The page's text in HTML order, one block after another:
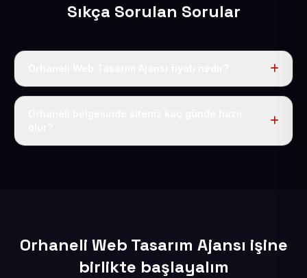
Sıkça Sorulan Sorular
Tek fiyat uygulanır: yıllık 50 USD + KDV. Bu bedele alan
Orhaneli Web Tasarım Ajansı işine
birlikte başlayalım